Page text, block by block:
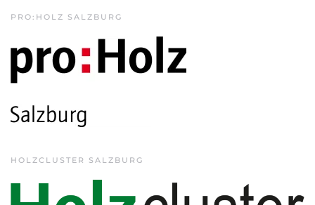
PRO:HOLZ SALZBURG
HOLZCLUSTER SALZBURG